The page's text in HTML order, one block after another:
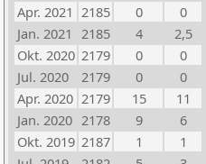
Apr. 2021 2185 0
0
Jan. 2021 2185 4
2,5
Okt. 2020 2179 0
0
Jul. 2020
2179 0
0
Apr. 2020 2179 15
11
Jan. 2020 2178 9
6
Okt. 2019 2187 1
1